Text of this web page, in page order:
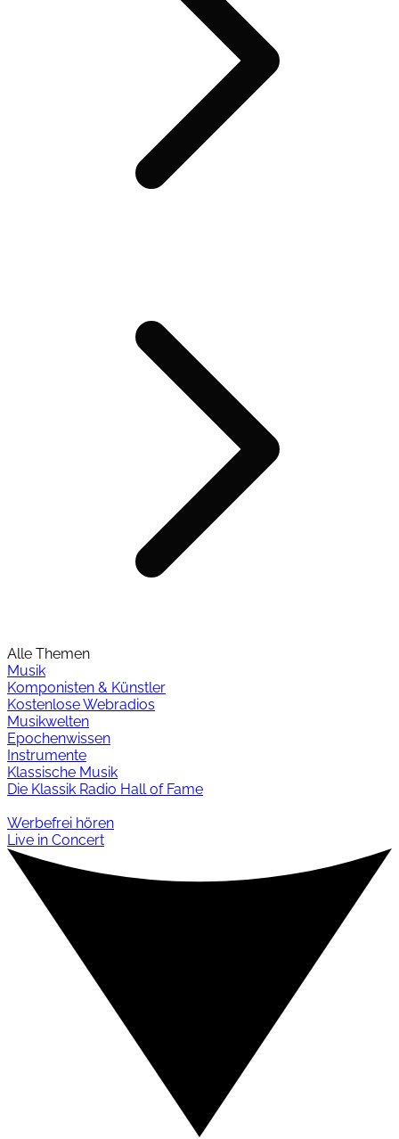
Alle Themen
Musik
Komponisten & Künstler
Kostenlose Webradios
Musikwelten
Epochenwissen
Instrumente
Klassische Musik
Die Klassik Radio Hall of Fame
Werbefrei hören
Live in Concert